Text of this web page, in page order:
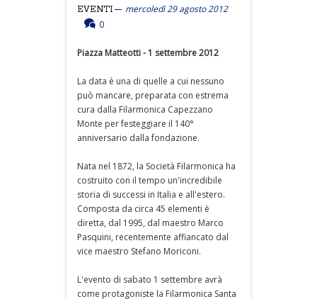
EVENTI
mercoledì 29 agosto 2012
0
Piazza Matteotti - 1 settembre 2012
La data è una di quelle a cui nessuno
può mancare, preparata con estrema
cura dalla Filarmonica Capezzano
Monte per festeggiare il 140°
anniversario dalla fondazione.
Nata nel 1872, la Società Filarmonica ha
costruito con il tempo un'incredibile
storia di successi in Italia e all'estero.
Composta da circa 45 elementi è
diretta, dal 1995, dal maestro Marco
Pasquini, recentemente affiancato dal
vice maestro Stefano Moriconi.
L'evento di sabato 1 settembre avrà
come protagoniste la Filarmonica Santa